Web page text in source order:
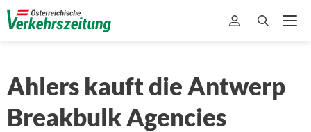
Ahlers kauft die Antwerp
Breakbulk Agencies